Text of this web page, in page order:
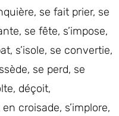
se fait prier, se
se fête, s’impose,
s’isole, se convertie,
se perd, se
déçoit,
croisade, s’implore,